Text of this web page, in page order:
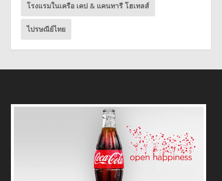
โรงแรมในเครือ เคป & แคนทารี โฮเทลส์
ไปรษณีย์ไทย